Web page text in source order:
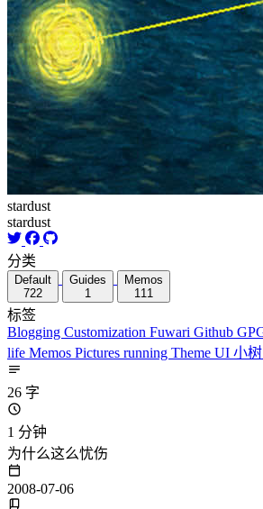
stardust
stardust
分类
Default
722
Guides
1
Memos
111
标签
Blogging Customization Fuwari Github
life Memos Pictures running Theme UI 小树
26 字
1 分钟
为什么这么忧伤
2008-07-06